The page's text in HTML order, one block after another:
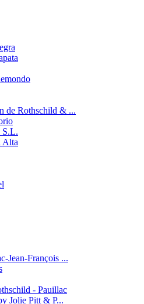
de Rothschild & ...
S.L.
Alta
Jean-François ...
- Pauillac
Jolie Pitt & P...